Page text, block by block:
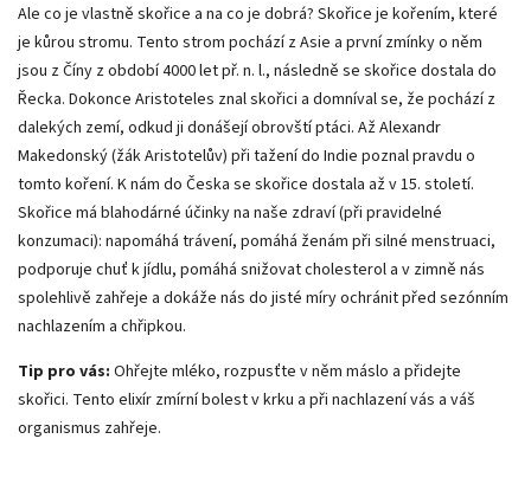
Ale co je vlastně skořice a na co je dobrá? Skořice je kořením, které
je kůrou stromu. Tento strom pochází z Asie a první zmínky o něm
jsou z Číny z období 4000 let př. n. l., následně se skořice dostala do
Řecka. Dokonce Aristoteles znal skořici a domníval se, že pochází z
dalekých zemí, odkud ji donášejí obrovští ptáci. Až Alexandr
Makedonský (žák Aristotelův) při tažení do Indie poznal pravdu o
tomto koření. K nám do Česka se skořice dostala až v 15. století.
Skořice má blahodárné účinky na naše zdraví (při pravidelné
konzumaci): napomáhá trávení, pomáhá ženám při silné menstruaci,
podporuje chuť k jídlu, pomáhá snižovat cholesterol a v zimně nás
spolehlivě zahřeje a dokáže nás do jisté míry ochránit před sezónním
nachlazením a chřipkou.
Tip pro vás: Ohřejte mléko, rozpusťte v něm máslo a přidejte
skořici. Tento elixír zmírní bolest v krku a při nachlazení vás a váš
organismus zahřeje.